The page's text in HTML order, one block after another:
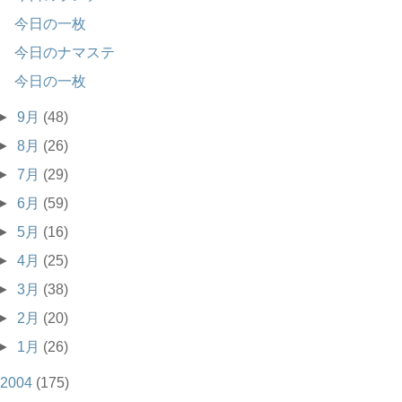
今日の一枚
今日のナマステ
今日の一枚
9月 (48)
8月 (26)
7月 (29)
6月 (59)
5月 (16)
4月 (25)
3月 (38)
2月 (20)
1月 (26)
2004 (175)